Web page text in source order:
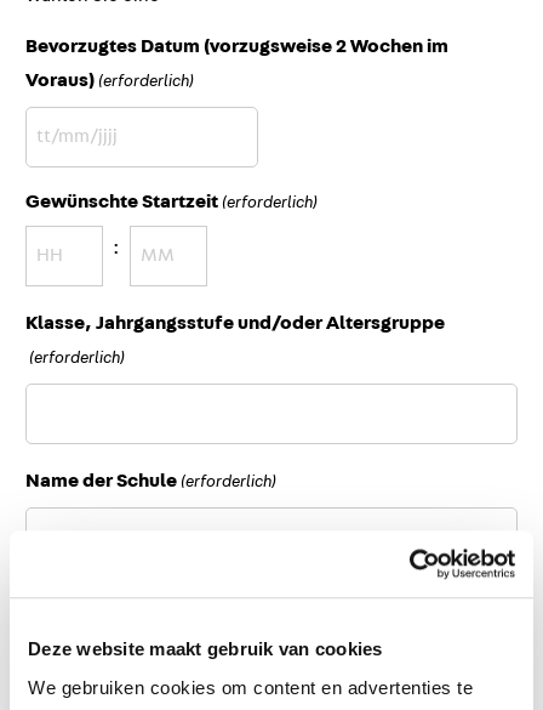
Deze website maakt gebruik van cookies
We gebruiken cookies om content en advertenties te
Bevorzugtes Datum (vorzugsweise 2 Wochen im
Voraus) (erforderlich)
Schrägstrich
JJJJ
Gewünschte Startzeit (erforderlich)
:
Klasse, Jahrgangsstufe und/oder Altersgruppe
(erforderlich)
Name der Schule (erforderlich)
Adresse